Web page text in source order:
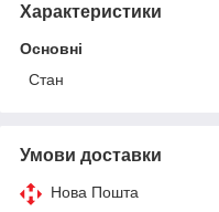
Характеристики
Основні
Стан
Умови доставки
Нова Пошта